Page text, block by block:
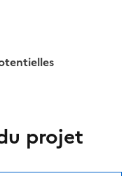
projet